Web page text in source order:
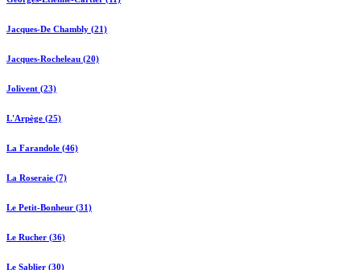
Jacques-De Chambly (21)
Jacques-Rocheleau (20)
Jolivent (23)
L'Arpège (25)
La Farandole (46)
La Roseraie (7)
Le Petit-Bonheur (31)
Le Rucher (36)
Le Sablier (30)